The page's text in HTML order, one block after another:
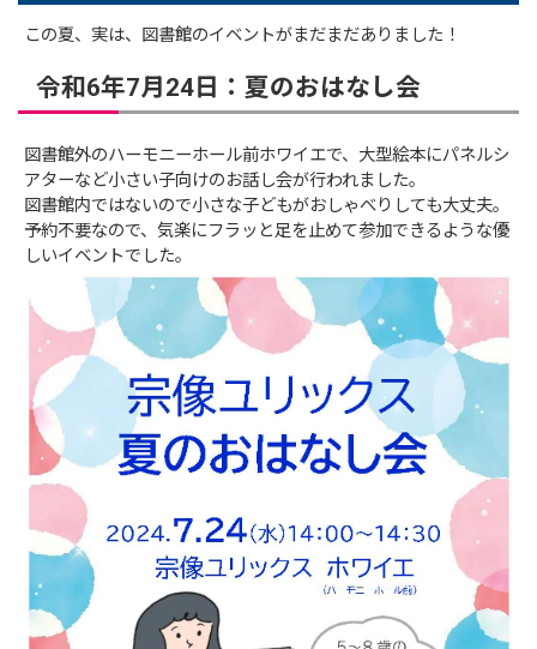
この夏、実は、図書館のイベントがまだまだありました！
令和6年7月24日：夏のおはなし会
図書館外のハーモニーホール前ホワイエで、大型絵本にパネルシ
アターなど小さい子向けのお話し会が行われました。
図書館内ではないので小さな子どもがおしゃべりしても大丈夫。
予約不要なので、気楽にフラッと足を止めて参加できるような優
しいイベントでした。